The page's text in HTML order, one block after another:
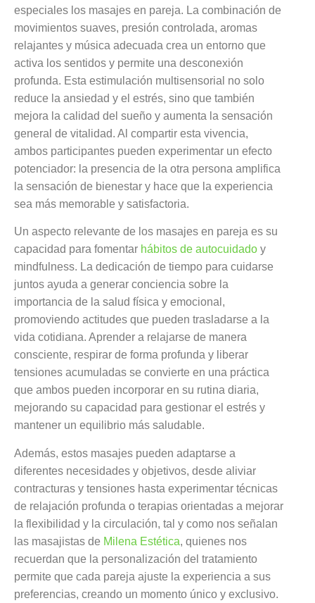
especiales los masajes en pareja. La combinación de
movimientos suaves, presión controlada, aromas
relajantes y música adecuada crea un entorno que
activa los sentidos y permite una desconexión
profunda. Esta estimulación multisensorial no solo
reduce la ansiedad y el estrés, sino que también
mejora la calidad del sueño y aumenta la sensación
general de vitalidad. Al compartir esta vivencia,
ambos participantes pueden experimentar un efecto
potenciador: la presencia de la otra persona amplifica
la sensación de bienestar y hace que la experiencia
sea más memorable y satisfactoria.
Un aspecto relevante de los masajes en pareja es su
capacidad para fomentar hábitos de autocuidado y
mindfulness. La dedicación de tiempo para cuidarse
juntos ayuda a generar conciencia sobre la
importancia de la salud física y emocional,
promoviendo actitudes que pueden trasladarse a la
vida cotidiana. Aprender a relajarse de manera
consciente, respirar de forma profunda y liberar
tensiones acumuladas se convierte en una práctica
que ambos pueden incorporar en su rutina diaria,
mejorando su capacidad para gestionar el estrés y
mantener un equilibrio más saludable.
Además, estos masajes pueden adaptarse a
diferentes necesidades y objetivos, desde aliviar
contracturas y tensiones hasta experimentar técnicas
de relajación profunda o terapias orientadas a mejorar
la flexibilidad y la circulación, tal y como nos señalan
las masajistas de Milena Estética, quienes nos
recuerdan que la personalización del tratamiento
permite que cada pareja ajuste la experiencia a sus
preferencias, creando un momento único y exclusivo.